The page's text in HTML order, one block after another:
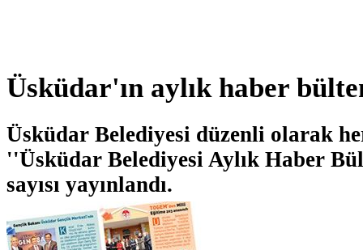
Üsküdar'ın aylık haber
Üsküdar Belediyesi düzenli olarak
''Üsküdar Belediyesi Aylık Haber
sayısı yayınlandı.